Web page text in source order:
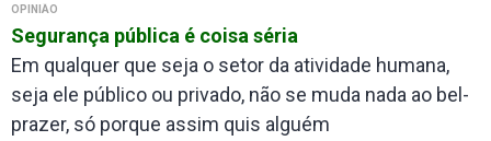
OPINIÃO
Segurança pública é coisa séria
Em qualquer que seja o setor da atividade humana,
seja ele público ou privado, não se muda nada ao bel-
prazer, só porque assim quis alguém